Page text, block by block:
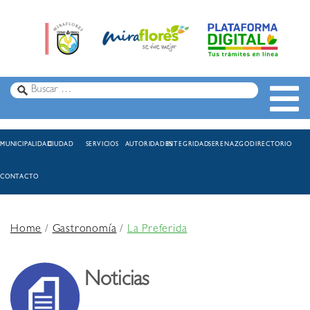
MUNICIPALIDADCIUDAD SERVICIOS AUTORIDADESINTEGRIDADSERENAZGODIRECTORIO
CONTACTO
Home/Gastronomía/La Preferida
Noticias